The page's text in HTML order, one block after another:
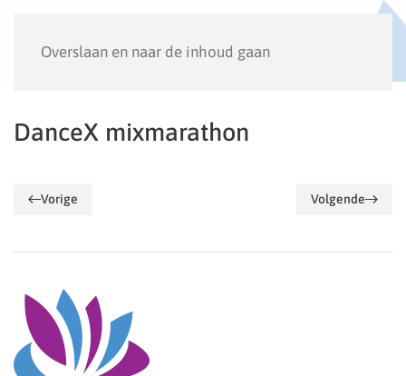
Overslaan en naar de inhoud gaan
DanceX mixmarathon
Vorige Volgende